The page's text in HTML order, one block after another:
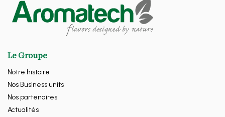
Le Groupe
Notre histoire
Nos Business units
Nos partenaires
Actualités